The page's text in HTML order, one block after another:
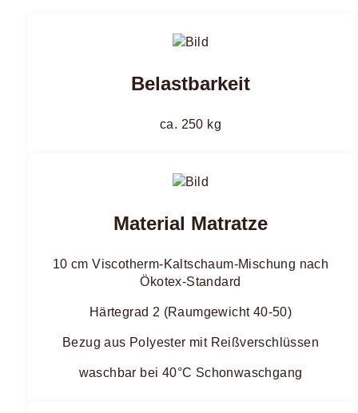
Belastbarkeit
ca. 250 kg
Material Matratze
10 cm Viscotherm-Kaltschaum-Mischung nach
Ökotex-Standard
Härtegrad 2 (Raumgewicht 40-50)
Bezug aus Polyester mit Reißverschlüssen
waschbar bei 40°C Schonwaschgang